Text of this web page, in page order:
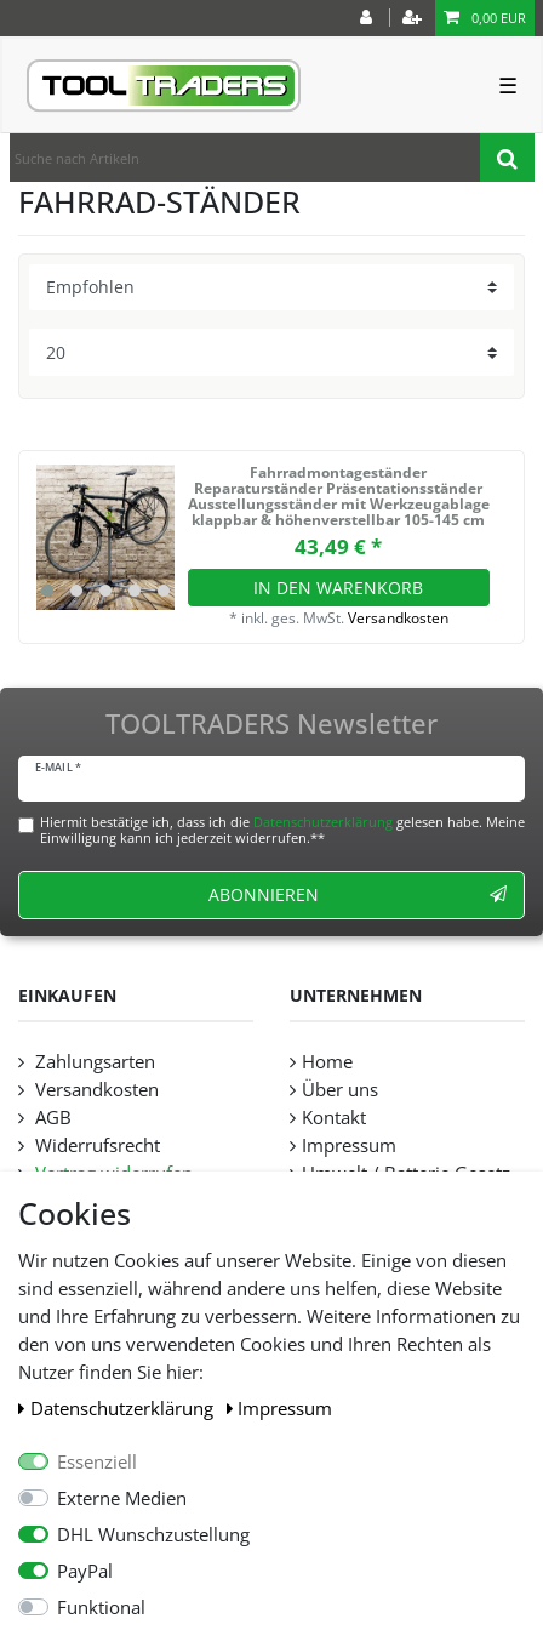
Cookies
Wir nutzen Cookies auf unserer Website. Einige von diesen
sind essenziell, während andere uns helfen, diese Website
und Ihre Erfahrung zu verbessern. Weitere Informationen zu
den von uns verwendeten Cookies und Ihren Rechten als
Nutzer finden Sie hier:
Daten­schutz­erklärung
Impressum
Essenziell
Externe Medien
DHL Wunschzustellung
PayPal
Funktional
0,00 EUR
☰
FAHRRAD-STÄNDER
Fahrradmontageständer
Reparaturständer Präsentationsständer
Ausstellungsständer mit Werkzeugablage
klappbar & höhenverstellbar 105-145 cm
43,49 € *
IN DEN WARENKORB
* inkl. ges. MwSt. Versandkosten
TOOLTRADERS Newsletter
E-MAIL *
Hiermit bestätige ich, dass ich die Daten­schutz­erklärunggelesen habe. Meine
Einwilligung kann ich jederzeit widerrufen.**
ABONNIEREN
EINKAUFEN
Zahlungsarten
Versandkosten
AGB
Widerrufsrecht
Vertrag widerrufen
Datenschutz
Hilfe
Lieferfristen und
Lieferbeschränkung
UNTERNEHMEN
Home
Über uns
Kontakt
Impressum
Umwelt / Batterie Gesetz
WIR AKZEPTIEREN